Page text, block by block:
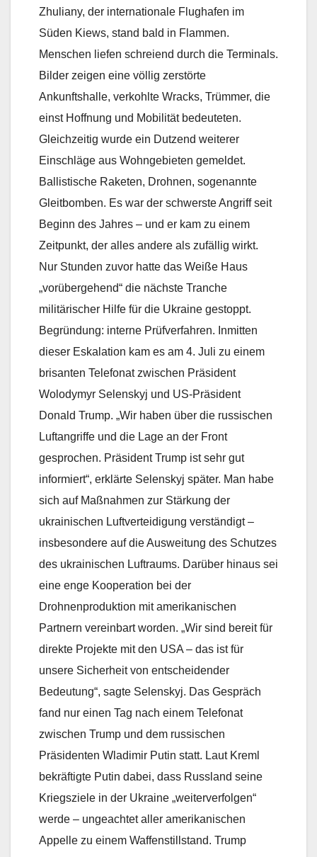
Zhuliany, der internationale Flughafen im
Süden Kiews, stand bald in Flammen.
Menschen liefen schreiend durch die Terminals.
Bilder zeigen eine völlig zerstörte
Ankunftshalle, verkohlte Wracks, Trümmer, die
einst Hoffnung und Mobilität bedeuteten.
Gleichzeitig wurde ein Dutzend weiterer
Einschläge aus Wohngebieten gemeldet.
Ballistische Raketen, Drohnen, sogenannte
Gleitbomben. Es war der schwerste Angriff seit
Beginn des Jahres – und er kam zu einem
Zeitpunkt, der alles andere als zufällig wirkt.
Nur Stunden zuvor hatte das Weiße Haus
„vorübergehend“ die nächste Tranche
militärischer Hilfe für die Ukraine gestoppt.
Begründung: interne Prüfverfahren. Inmitten
dieser Eskalation kam es am 4. Juli zu einem
brisanten Telefonat zwischen Präsident
Wolodymyr Selenskyj und US-Präsident
Donald Trump. „Wir haben über die russischen
Luftangriffe und die Lage an der Front
gesprochen. Präsident Trump ist sehr gut
informiert“, erklärte Selenskyj später. Man habe
sich auf Maßnahmen zur Stärkung der
ukrainischen Luftverteidigung verständigt –
insbesondere auf die Ausweitung des Schutzes
des ukrainischen Luftraums. Darüber hinaus sei
eine enge Kooperation bei der
Drohnenproduktion mit amerikanischen
Partnern vereinbart worden. „Wir sind bereit für
direkte Projekte mit den USA – das ist für
unsere Sicherheit von entscheidender
Bedeutung“, sagte Selenskyj. Das Gespräch
fand nur einen Tag nach einem Telefonat
zwischen Trump und dem russischen
Präsidenten Wladimir Putin statt. Laut Kreml
bekräftigte Putin dabei, dass Russland seine
Kriegsziele in der Ukraine „weiterverfolgen“
werde – ungeachtet aller amerikanischen
Appelle zu einem Waffenstillstand. Trump